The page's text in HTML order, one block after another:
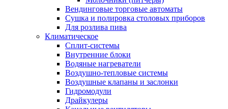
Вендинговые торговые автоматы
Сушка и полировка столовых приборов
Для розлива пива
Климатическое
Сплит-системы
Внутренние блоки
Водяные нагреватели
Воздушно-тепловые системы
Воздушные клапаны и заслонки
Гидромодули
Драйкулеры